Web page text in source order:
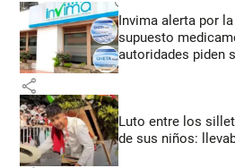
Invima alerta por
supuesto
autoridades piden
share
Luto entre los
de sus niños: